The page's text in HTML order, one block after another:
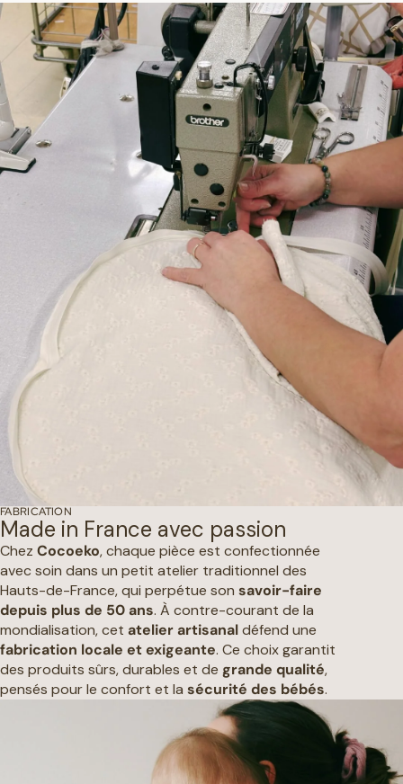
FABRICATION
Made in France avec passion
Chez Cocoeko, chaque pièce est confectionnée
avec soin dans un petit atelier traditionnel des
Hauts-de-France, qui perpétue son savoir-faire
depuis plus de 50 ans. À contre-courant de la
mondialisation, cet atelier artisanaldéfend une
fabrication locale et exigeante. Ce choix garantit
des produits sûrs, durables et de grande qualité,
pensés pour le confort et la sécurité des bébés.